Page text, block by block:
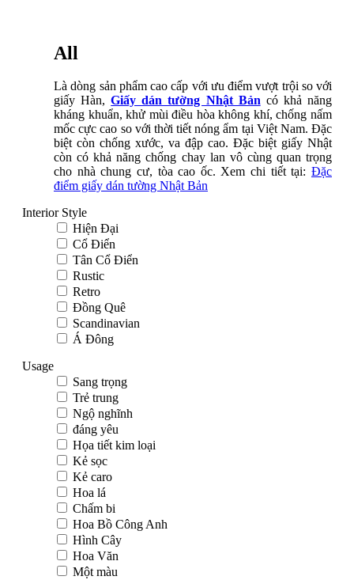
All
Là dòng sản phẩm cao cấp với ưu điểm vượt trội so với
giấy Hàn,Giấy dán tường Nhật Bảncó khả năng
kháng khuẩn, khử mùi điều hòa không khí, chống nấm
mốc cực cao so với thời tiết nóng ẩm tại Việt Nam. Đặc
biệt còn chống xước, va đập cao. Đặc biệt giấy Nhật
còn có khả năng chống chay lan vô cùng quan trọng
cho nhà chung cư, tòa cao ốc. Xem chi tiết tại: Đặc
điểm giấy dán tường Nhật Bản
Interior Style
Hiện Đại
Cổ Điển
Tân Cổ Điển
Rustic
Retro
Đồng Quê
Scandinavian
Á Đông
Usage
Sang trọng
Trẻ trung
Ngộ nghĩnh
đáng yêu
Họa tiết kim loại
Kẻ sọc
Kẻ caro
Hoa lá
Chấm bi
Hoa Bồ Công Anh
Hình Cây
Hoa Văn
Một màu